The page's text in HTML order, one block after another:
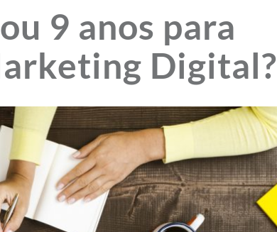
9 anos para
Digital?